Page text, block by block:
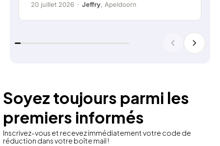
20 juillet 2026 · Jeffry, Apeldoorn
Soyez toujours parmi les
premiers informés
Inscrivez-vous et recevez immédiatement votre code de
réduction dans votre boîte mail !